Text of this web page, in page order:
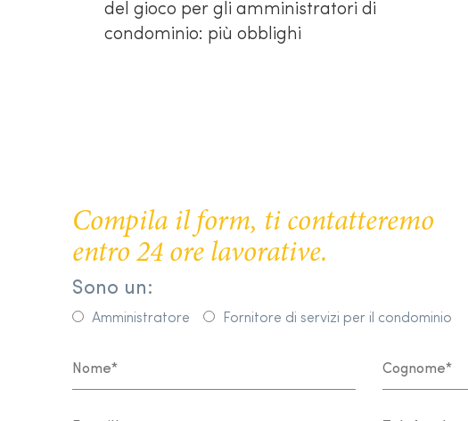
del gioco per gli amministratori di
condominio: più obblighi
Compila il form, ti contatteremo
entro 24 ore lavorative.
Sono un:
Amministratore Fornitore di servizi per il condominio